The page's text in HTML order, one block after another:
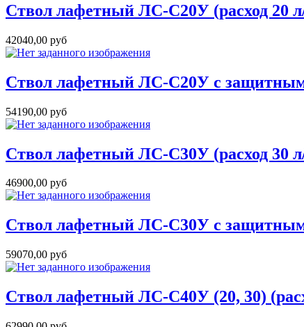
Ствол лафетный ЛС-С20У (расход 20
42040,00 руб
Ствол лафетный ЛС-С20У с защитным
54190,00 руб
Ствол лафетный ЛС-С30У (расход 30
46900,00 руб
Ствол лафетный ЛС-С30У с защитным
59070,00 руб
Ствол лафетный ЛС-С40У (20, 30)